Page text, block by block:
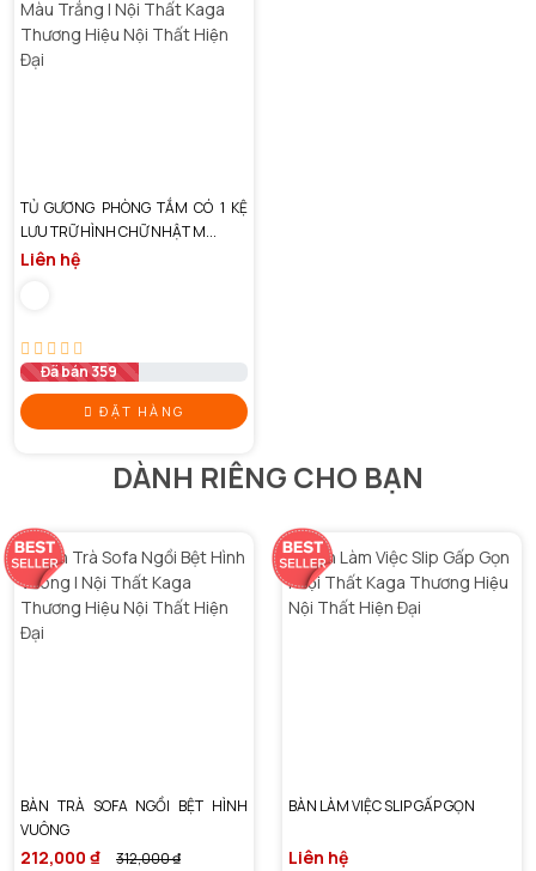
TỦ GƯƠNG PHÒNG TẮM CÓ 1 KỆ
LƯU TRỮ HÌNH CHỮ NHẬT M...
Liên hệ
Đã bán 359
ĐẶT HÀNG
DÀNH RIÊNG CHO BẠN
BÀN TRÀ SOFA NGỒI BỆT HÌNH
VUÔNG
212,000 ₫ 312,000 ₫
BÀN LÀM VIỆC SLIP GẤP GỌN
Liên hệ